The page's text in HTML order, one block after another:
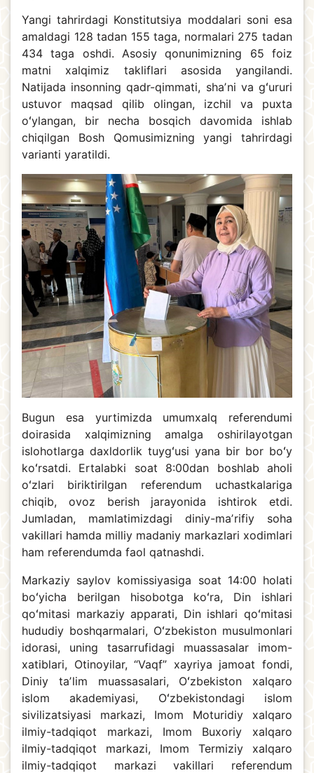
Yangi tahrirdagi Konstitutsiya moddalari soni esa
amaldagi 128 tadan 155 taga, normalari 275 tadan
434 taga oshdi. Asosiy qonunimizning 65 foiz
matni xalqimiz takliflari asosida yangilandi.
Natijada insonning qadr-qimmati, shaʼni va gʻururi
ustuvor maqsad qilib olingan, izchil va puxta
oʻylangan, bir necha bosqich davomida ishlab
chiqilgan Bosh Qomusimizning yangi tahrirdagi
varianti yaratildi.
Bugun esa yurtimizda umumxalq referendumi
doirasida xalqimizning amalga oshirilayotgan
islohotlarga daxldorlik tuygʻusi yana bir bor boʻy
koʻrsatdi. Ertalabki soat 8:00dan boshlab aholi
oʻzlari biriktirilgan referendum uchastkalariga
chiqib, ovoz berish jarayonida ishtirok etdi.
Jumladan, mamlatimizdagi diniy-maʼrifiy soha
vakillari hamda milliy madaniy markazlari xodimlari
ham referendumda faol qatnashdi.
Markaziy saylov komissiyasiga soat 14:00 holati
boʻyicha berilgan hisobotga koʻra, Din ishlari
qoʻmitasi markaziy apparati, Din ishlari qoʻmitasi
hududiy boshqarmalari, Oʻzbekiston musulmonlari
idorasi, uning tasarrufidagi muassasalar imom-
xatiblari, Otinoyilar, “Vaqf” xayriya jamoat fondi,
Diniy taʼlim muassasalari, Oʻzbekiston xalqaro
islom akademiyasi, Oʻzbekistondagi islom
sivilizatsiyasi markazi, Imom Moturidiy xalqaro
ilmiy-tadqiqot markazi, Imom Buxoriy xalqaro
ilmiy-tadqiqot markazi, Imom Termiziy xalqaro
ilmiy-tadqiqot markazi vakillari referendum